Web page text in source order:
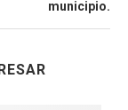
municipio.